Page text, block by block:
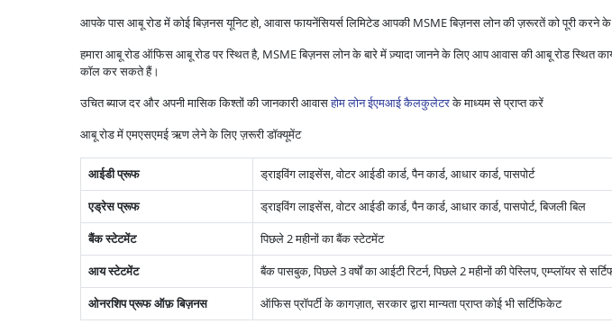
आपके पास आबू रोड में कोई बिज़नस यूनिट हो, आवास फायनेंसियर्स लिमिटेड आपकी MSME बिज़नस लोन की ज़रूरतें को पूरी करने के
हमारा आबू रोड ऑफिस आबू रोड पर स्थित है, MSME बिज़नस लोन के बारे में ज़्यादा जानने के लिए आप आवास की आबू रोड स्थित
कॉल कर सकते हैं।
उचित ब्याज दर और अपनी मासिक किश्तों की जानकारी आवासहोम लोन ईएमआई कैलकुलेटरके माध्यम से प्राप्त करें
आबू रोड में एमएसएमई ऋण लेने के लिए ज़रूरी डॉक्यूमेंट
आईडी प्रूफ
ड्राइविंग लाइसेंस, वोटर आईडी कार्ड, पैन कार्ड, आधार कार्ड, पासपोर्ट
एड्रेस प्रूफ
ड्राइविंग लाइसेंस, वोटर आईडी कार्ड, पैन कार्ड, आधार कार्ड, पासपोर्ट, बिजली बिल
बैंक स्टेटमेंट
पिछले 2 महीनों का बैंक स्टेटमेंट
आय स्टेटमेंट
बैंक पासबुक, पिछले 3 वर्षों का आईटी रिटर्न, पिछले 2 महीनों की पेस्लिप, एम्प्लॉयर से
ओनरशिप प्रूफ ऑफ़ बिज़नस
ऑफिस प्रॉपर्टी के कागज़ात, सरकार द्वारा मान्यता प्राप्त कोई भी सर्टिफिकेट